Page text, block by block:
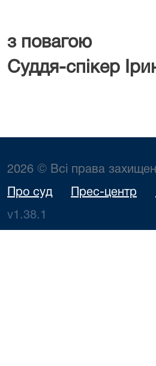
з повагою
Суддя-спікер
2026 © Всі права
Про суд Прес-центр
v1.38.1